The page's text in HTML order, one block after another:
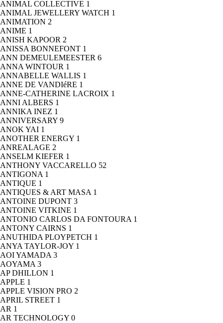
ANIMAL COLLECTIVE 1
ANIMAL JEWELLERY WATCH 1
ANIMATION 2
ANIME 1
ANISH KAPOOR 2
ANISSA BONNEFONT 1
ANN DEMEULEMEESTER 6
ANNA WINTOUR 1
ANNABELLE WALLIS 1
ANNE DE VANDIéRE 1
ANNE-CATHERINE LACROIX 1
ANNI ALBERS 1
ANNIKA INEZ 1
ANNIVERSARY 9
ANOK YAI 1
ANOTHER ENERGY 1
ANREALAGE 2
ANSELM KIEFER 1
ANTHONY VACCARELLO 52
ANTIGONA 1
ANTIQUE 1
ANTIQUES & ART MASA 1
ANTOINE DUPONT 3
ANTOINE VITKINE 1
ANTONIO CARLOS DA FONTOURA 1
ANTONY CAIRNS 1
ANUTHIDA PLOYPETCH 1
ANYA TAYLOR-JOY 1
AOI YAMADA 3
AOYAMA 3
AP DHILLON 1
APPLE 1
APPLE VISION PRO 2
APRIL STREET 1
AR 1
AR TECHNOLOGY 0